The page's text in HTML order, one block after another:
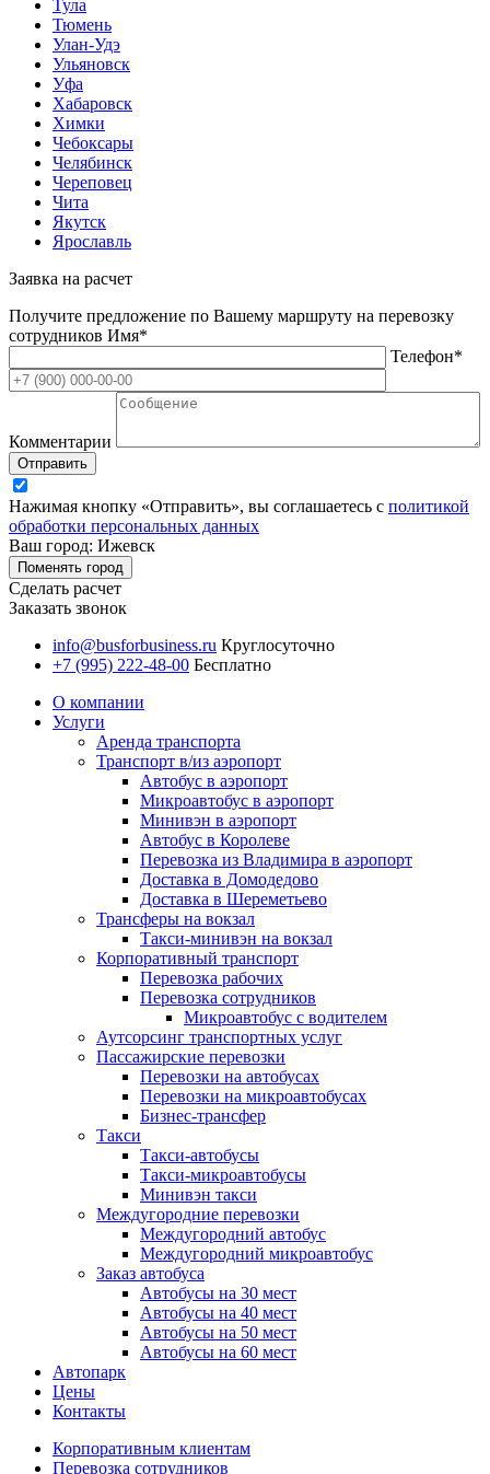
Тула
Тюмень
Улан-Удэ
Ульяновск
Уфа
Хабаровск
Химки
Чебоксары
Челябинск
Череповец
Чита
Якутск
Ярославль
Заявка на расчет
Получите предложение по Вашему маршруту на перевозку
сотрудников Имя*
Телефон*
Комментарии
Отправить
Нажимая кнопку «Отправить», вы соглашаетесь с политикой
обработки персональных данных
Ваш город: Ижевск
Поменять город
Сделать расчет
Заказать звонок
info@busforbusiness.ru Круглосуточно
+7 (995) 222-48-00 Бесплатно
О компании
Услуги
Аренда транспорта
Транспорт в/из аэропорт
Автобус в аэропорт
Микроавтобус в аэропорт
Минивэн в аэропорт
Автобус в Королеве
Перевозка из Владимира в аэропорт
Доставка в Домодедово
Доставка в Шереметьево
Трансферы на вокзал
Такси-минивэн на вокзал
Корпоративный транспорт
Перевозка рабочих
Перевозка сотрудников
Микроавтобус с водителем
Аутсорсинг транспортных услуг
Пассажирские перевозки
Перевозки на автобусах
Перевозки на микроавтобусах
Бизнес-трансфер
Такси
Такси-автобусы
Такси-микроавтобусы
Минивэн такси
Междугородние перевозки
Междугородний автобус
Междугородний микроавтобус
Заказ автобуса
Автобусы на 30 мест
Автобусы на 40 мест
Автобусы на 50 мест
Автобусы на 60 мест
Автопарк
Цены
Контакты
Корпоративным клиентам
Перевозка сотрудников